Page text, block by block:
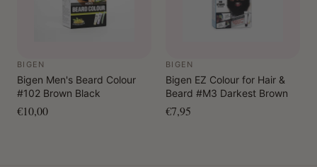
BIGEN
Bigen Men's Beard Colour
#102 Brown Black
€10,00
BIGEN
Bigen EZ Colour for Hair &
Beard #M3 Darkest Brown
€7,95